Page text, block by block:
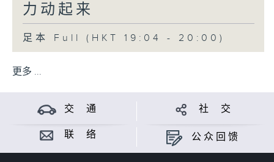
力动起来
足本 Full (HKT 19:04 - 20:00)
更多 ...
交 通 社 交
联 络 公众回馈